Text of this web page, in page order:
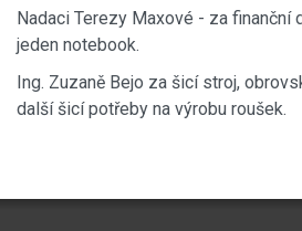
Nadaci Terezy Maxové - za finanční
jeden notebook.
Ing. Zuzaně Bejo za šicí stroj,
další šicí potřeby na výrobu roušek.